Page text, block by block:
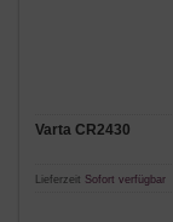
Varta CR2430
Lieferzeit Sofort verfügbar